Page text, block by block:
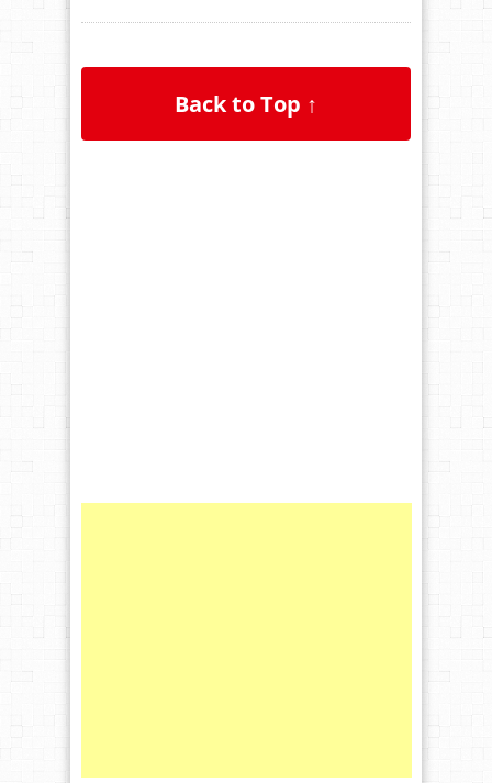
Back to Top ↑